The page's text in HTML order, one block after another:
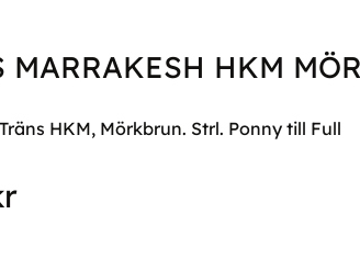
MARRAKESH HKM
HKM, Mörkbrun. Strl. Ponny till Full